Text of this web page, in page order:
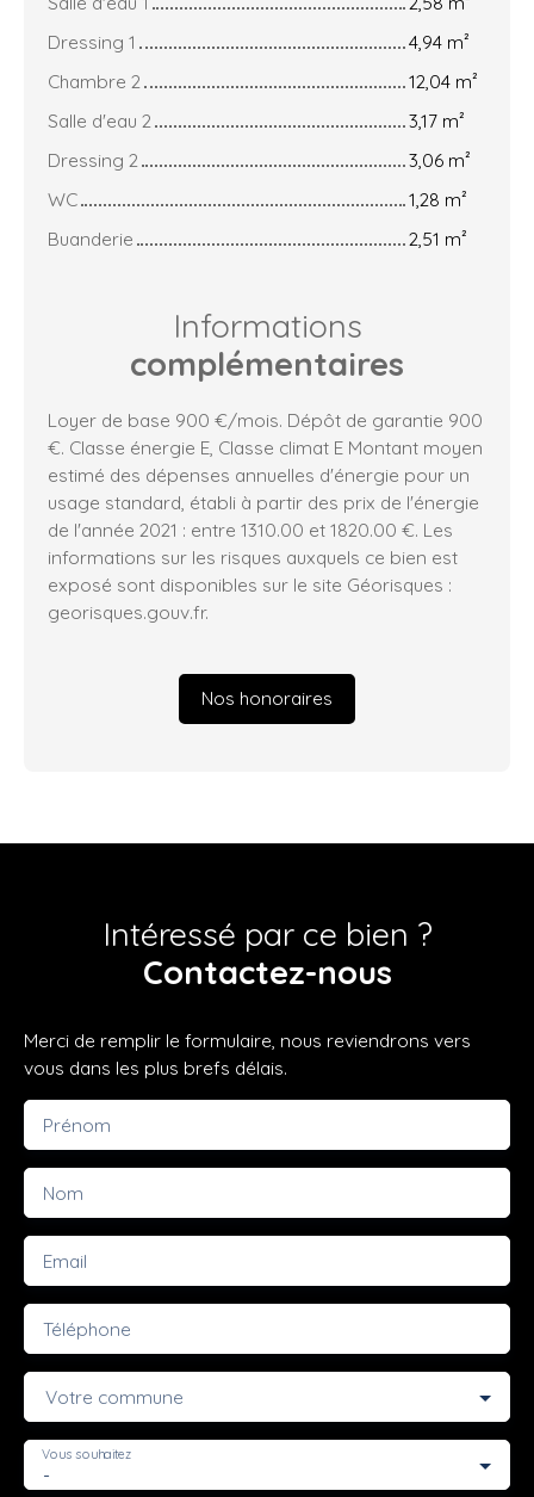
Dressing 1
4,94 m²
Chambre 2
12,04 m²
Salle d'eau 2
3,17 m²
Dressing 2
3,06 m²
WC
1,28 m²
Buanderie
2,51 m²
Informations
complémentaires
Loyer de base 900 €/mois. Dépôt de garantie 900
€. Classe énergie E, Classe climat E Montant moyen
estimé des dépenses annuelles d'énergie pour un
usage standard, établi à partir des prix de l'énergie
de l'année 2021 : entre 1310.00 et 1820.00 €. Les
informations sur les risques auxquels ce bien est
exposé sont disponibles sur le site Géorisques :
georisques.gouv.fr.
Nos honoraires
Intéressé par ce bien ?
Contactez-nous
Merci de remplir le formulaire, nous reviendrons vers
vous dans les plus brefs délais.
Prénom
Nom
Email
Téléphone
Votre commune
-
Vous souhaitez